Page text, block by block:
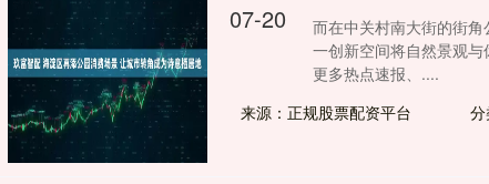
07-20
而在中关村南大街的街
一创新空间将自然景观
更多热点速报、....
来源：正规股票配资平台